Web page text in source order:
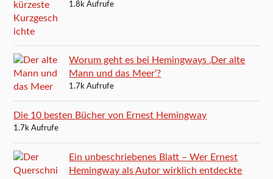
1.8k Aufrufe
Worum geht es bei Hemingways ‚Der alte
Mann und das Meer‘?
1.7k Aufrufe
Die 10 besten Bücher von Ernest Hemingway
1.7k Aufrufe
Ein unbeschriebenes Blatt – Wer Ernest
Hemingway als Autor wirklich entdeckte